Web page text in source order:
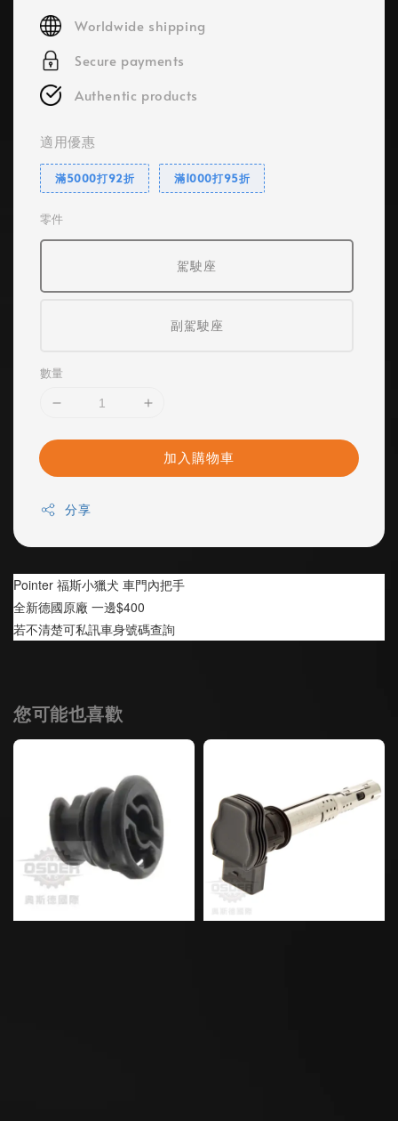
price
Worldwide shipping
Secure payments
Authentic products
適用優惠
滿5000打92折 滿1000打95折
零件
駕駛座
副駕駛座
數量
加入購物車
分享
Pointer 福斯小獵犬 車門內把手
全新德國原廠 一邊$400
若不清楚可私訊車身號碼查詢
您可能也喜歡